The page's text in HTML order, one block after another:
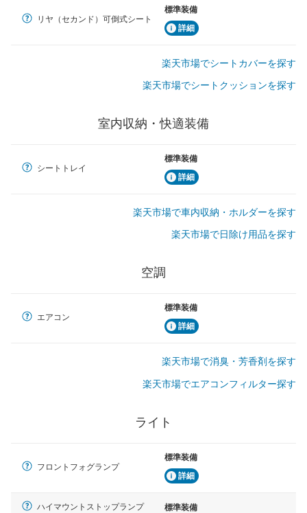
リヤ（セカンド）可倒式シート
標準装備
詳細
楽天市場でシートカバーを探す
楽天市場でシートクッションを探す
室内収納・快適装備
シートトレイ
標準装備
詳細
楽天市場で車内収納・ホルダーを探す
楽天市場で日除け用品を探す
空調
エアコン
標準装備
詳細
楽天市場で消臭・芳香剤を探す
楽天市場でエアコンフィルター探す
ライト
フロントフォグランプ
標準装備
詳細
ハイマウントストップランプ 標準装備